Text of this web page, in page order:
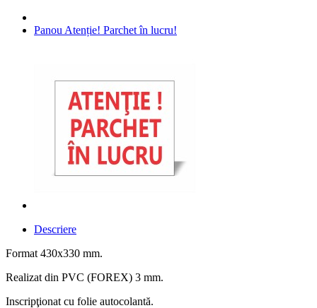
Panou Atenție! Parchet în lucru!
Descriere
Format 430x330 mm.
Realizat din PVC (FOREX) 3 mm.
Inscripţionat cu folie autocolantă.